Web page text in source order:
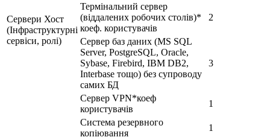
Сервери Хост
(Інфраструктурні
сервіси, ролі)
Термінальний сервер
(віддалених робочих столів)*
коеф. користувачів
2
Сервер баз даних (MS SQL
Server, PostgreSQL, Oracle,
Sybase, Firebird, IBM DB2,
Interbase тощо) без супроводу
самих БД
3
Сервер VPN*коеф
користувачів
1
Система резервного
копіювання
1